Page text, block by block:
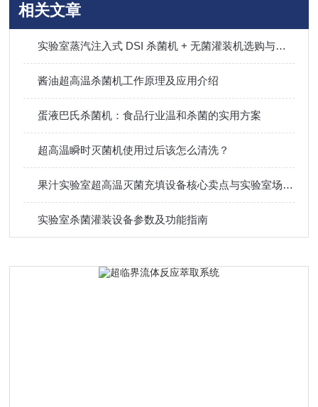
相关文章
实验室蒸汽注入式 DSI 杀菌机 + 无菌灌装机选购与使用常见问题
酱油超高温杀菌机工作原理及应用介绍
蛋液巴氏杀菌机：食品行业温和杀菌的实用方案
超高温瞬时灭菌机使用过后该怎么清洗？
果汁实验室超高温灭菌充填设备核心卖点与实验室场景价值说明
实验室杀菌灌装设备参数及功能指南